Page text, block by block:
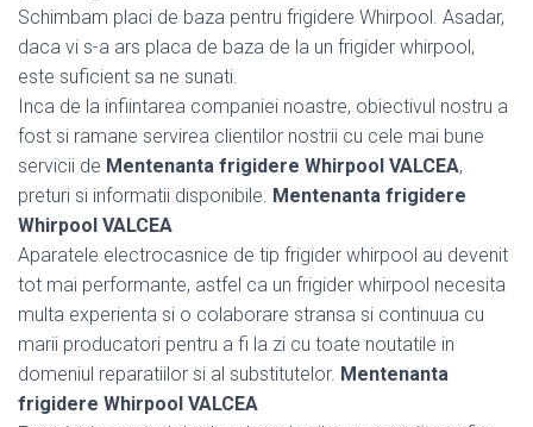
Schimbam placi de baza pentru frigidere Whirpool. Asadar,
daca vi s-a ars placa de baza de la un frigider whirpool,
este suficient sa ne sunati.
Inca de la infiintarea companiei noastre, obiectivul nostru a
fost si ramane servirea clientilor nostrii cu cele mai bune
servicii de Mentenanta frigidere Whirpool VALCEA,
preturi si informatii disponibile. Mentenanta frigidere
Whirpool VALCEA
Aparatele electrocasnice de tip frigider whirpool au devenit
tot mai performante, astfel ca un frigider whirpool necesita
multa experienta si o colaborare stransa si continuua cu
marii producatori pentru a fi la zi cu toate noutatile in
domeniul reparatiilor si al substitutelor. Mentenanta
frigidere Whirpool VALCEA